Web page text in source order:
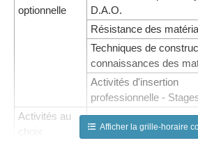
optionnelle
D.A.O.
Résistance des
Techniques de
connaissances des
Activités d'insertion
professionnelle -
Activités au
choix
Afficher la grille-horaire